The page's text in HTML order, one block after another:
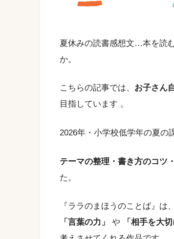
夏休みの読書感想文…本を読
か。
こちらの記事では、 お子さん
目指しています 。
2026年・小学校低学年の夏の
テーマの整理・書き方のコツ
た。
『ララのまほうのことば』は
「言葉の力」
や 「相手を大